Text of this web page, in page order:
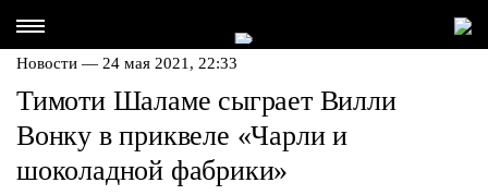
Новости — 24 мая 2021, 22:33
Тимоти Шаламе сыграет Вилли
Вонку в приквеле «Чарли и
шоколадной фабрики»